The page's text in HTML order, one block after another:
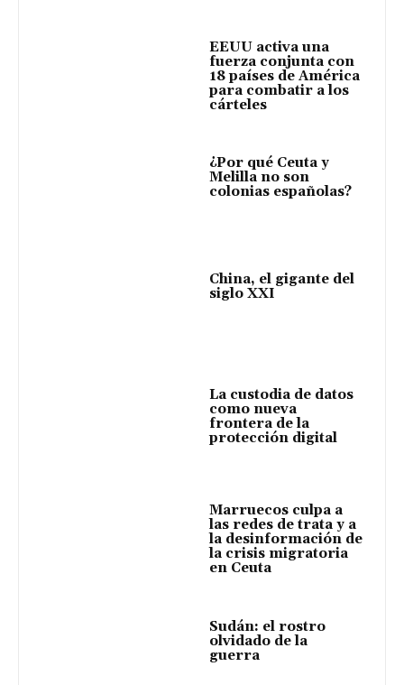
EEUU activa una
fuerza conjunta con
18 países de América
para combatir a los
cárteles
¿Por qué Ceuta y
Melilla no son
colonias españolas?
China, el gigante del
siglo XXI
La custodia de datos
como nueva
frontera de la
protección digital
Marruecos culpa a
las redes de trata y a
la desinformación de
la crisis migratoria
en Ceuta
Sudán: el rostro
olvidado de la
guerra